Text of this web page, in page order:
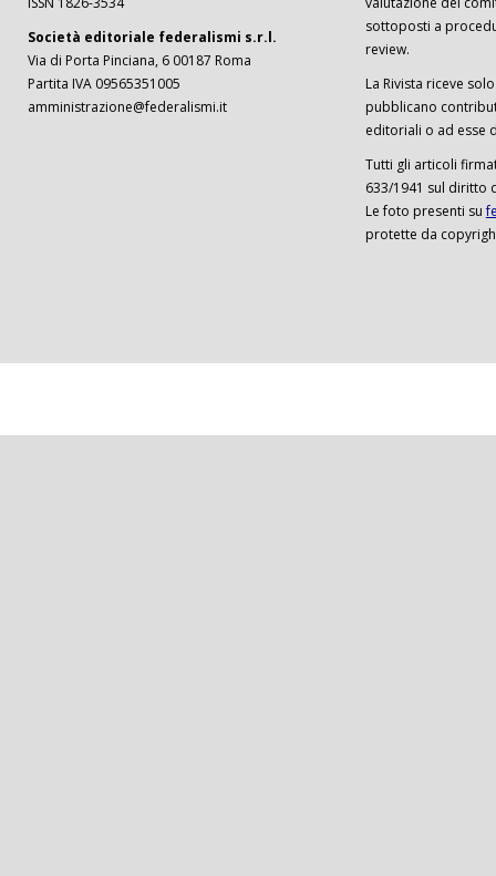
Società editoriale federalismi s.r.l.
Via di Porta Pinciana, 6 00187 Roma
Partita IVA 09565351005
amministrazione@federalismi.it
sottoposti a
review.
La Rivista riceve
pubblicano
editoriali o ad esse
Tutti gli articoli
633/1941 sul diritto
Le foto presenti su
protette da